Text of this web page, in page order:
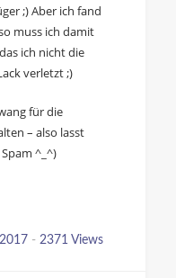
;) Aber ich fand
muss ich damit
ich nicht die
verletzt ;)
für die
– also lasst
^_^)
- 2371 Views